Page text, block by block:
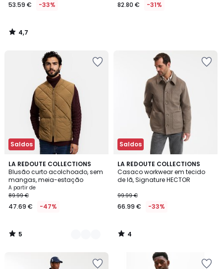
53.59 € -33%
4,7
/
82.80 € -31%
Saldos
LA REDOUTE COLLECTIONS
Blusão curto acolchoado, sem
mangas, meia-estação
A partir de
89.99 €
47.69 € -47%
5
/
5
2
Cores
5
/
Saldos
LA REDOUTE COLLECTIONS
Casaco workwear em tecido
de lã, Signature HECTOR
99.99 €
66.99 € -33%
4
/
5
4
/